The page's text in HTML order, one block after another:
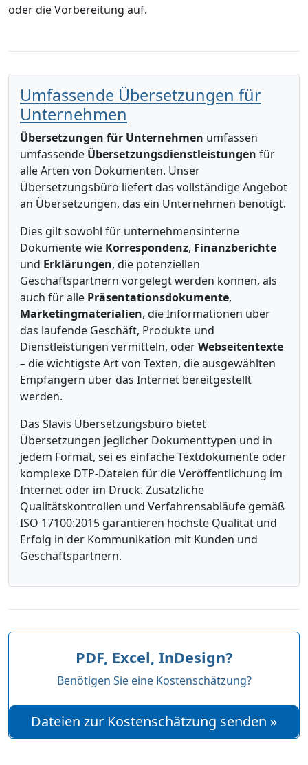
oder die Vorbereitung auf.
Umfassende Übersetzungen für
Unternehmen
Übersetzungen für Unternehmen umfassen
umfassende Übersetzungsdienstleistungen für
alle Arten von Dokumenten. Unser
Übersetzungsbüro liefert das vollständige Angebot
an Übersetzungen, das ein Unternehmen benötigt.
Dies gilt sowohl für unternehmensinterne
Dokumente wie Korrespondenz, Finanzberichte
und Erklärungen, die potenziellen
Geschäftspartnern vorgelegt werden können, als
auch für alle Präsentationsdokumente,
Marketingmaterialien, die Informationen über
das laufende Geschäft, Produkte und
Dienstleistungen vermitteln, oderWebseitentexte
– die wichtigste Art von Texten, die ausgewählten
Empfängern über das Internet bereitgestellt
werden.
Das Slavis Übersetzungsbüro bietet
Übersetzungen jeglicher Dokumenttypen und in
jedem Format, sei es einfache Textdokumente oder
komplexe DTP-Dateien für die Veröffentlichung im
Internet oder im Druck. Zusätzliche
Qualitätskontrollen und Verfahrensabläufe gemäß
ISO 17100:2015 garantieren höchste Qualität und
Erfolg in der Kommunikation mit Kunden und
Geschäftspartnern.
PDF, Excel, InDesign?
Benötigen Sie eine Kostenschätzung?
Dateien zur Kostenschätzung senden »